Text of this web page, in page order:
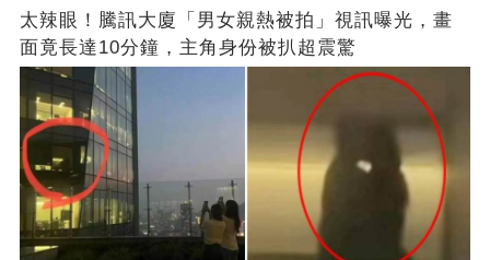
太辣眼！騰訊大廈「男女親熱被拍」視訊曝光，畫
面竟長達10分鐘，主角身份被扒超震驚